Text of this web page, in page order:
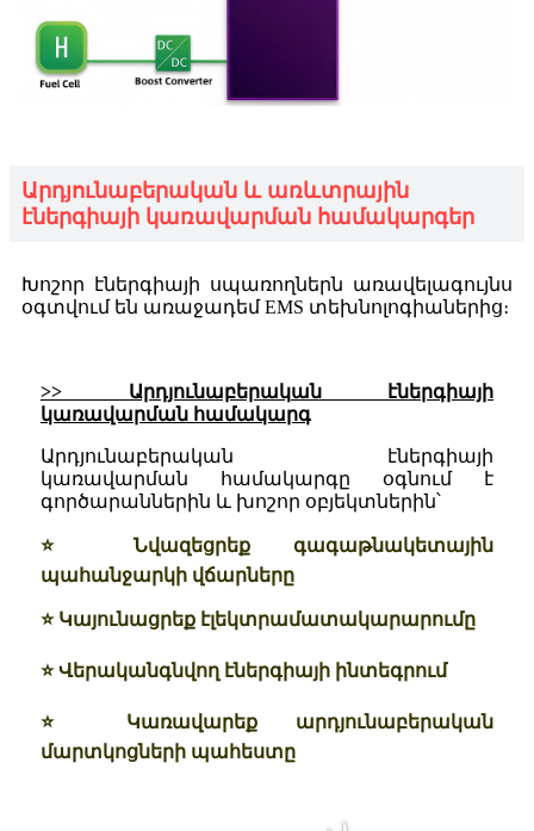
Արդյունաբերական և առևտրային
էներգիայի կառավարման համակարգեր
Խոշոր էներգիայի սպառողներն առավելագույնս
օգտվում են առաջադեմ EMS տեխնոլոգիաներից։
>> Արդյունաբերական էներգիայի
կառավարման համակարգ
Արդյունաբերական էներգիայի
կառավարման համակարգը օգնում է
գործարաններին և խոշոր օբյեկտներին՝
⭐ Նվազեցրեք գագաթնակետային
պահանջարկի վճարները
⭐ Կայունացրեք էլեկտրամատակարարումը
⭐ Վերականգնվող էներգիայի ինտեգրում
⭐ Կառավարեք արդյունաբերական
մարտկոցների պահեստը